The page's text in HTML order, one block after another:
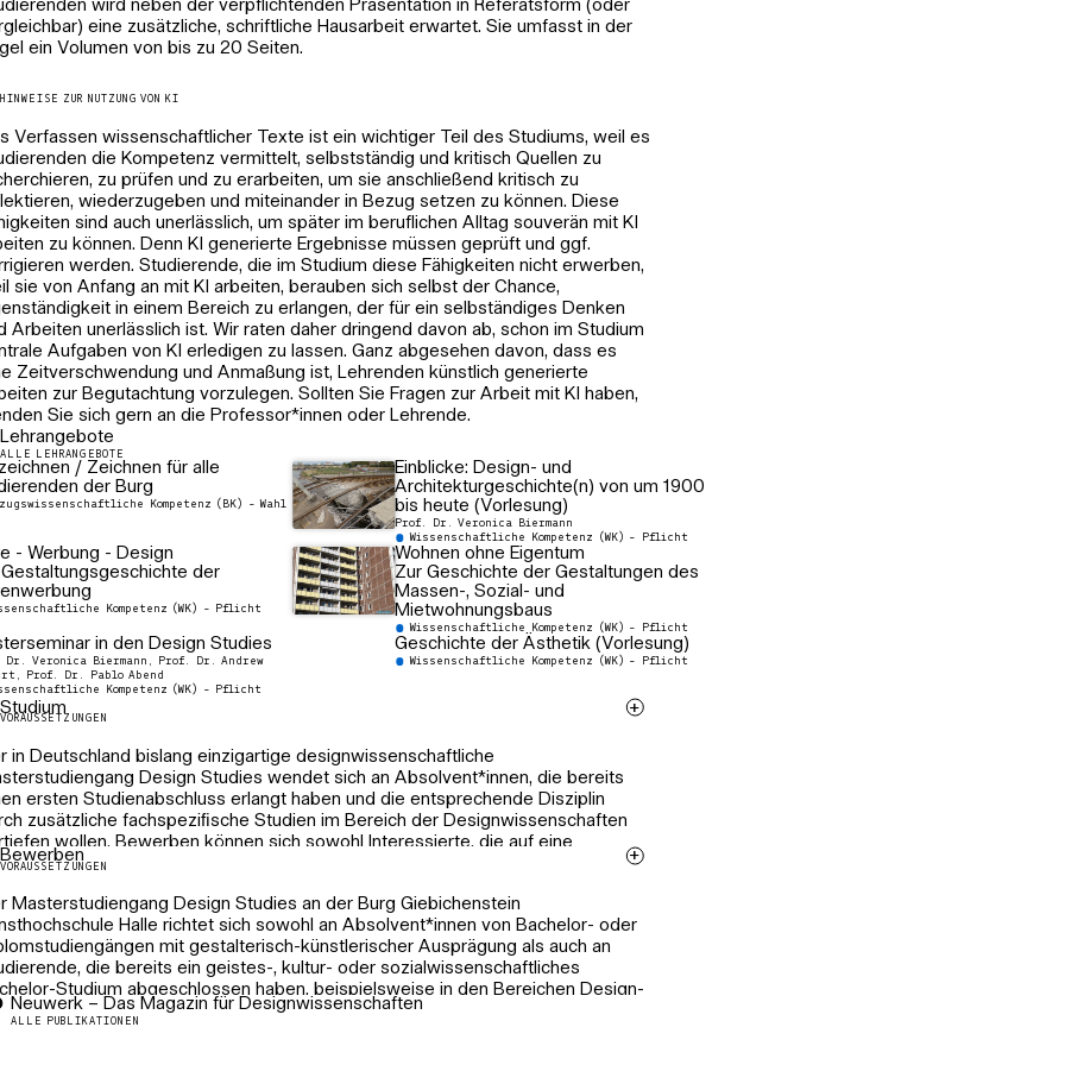
wird neben der verpflichtenden Präsentation in Referatsform (oder
eine zusätzliche, schriftliche Hausarbeit erwartet. Sie umfasst in der
ein Volumen von bis zu 20 Seiten.
HINWEISE ZUR NUTZUNG VON KI
Verfassen wissenschaftlicher Texte ist ein wichtiger Teil des Studiums, weil es
die Kompetenz vermittelt, selbstständig und kritisch Quellen zu
zu prüfen und zu erarbeiten, um sie anschließend kritisch zu
wiederzugeben und miteinander in Bezug setzen zu können. Diese
sind auch unerlässlich, um später im beruflichen Alltag souverän mit KI
zu können. Denn KI generierte Ergebnisse müssen geprüft und ggf.
werden. Studierende, die im Studium diese Fähigkeiten nicht erwerben,
sie von Anfang an mit KI arbeiten, berauben sich selbst der Chance,
in einem Bereich zu erlangen, der für ein selbständiges Denken
Arbeiten unerlässlich ist. Wir raten daher dringend davon ab, schon im Studium
Aufgaben von KI erledigen zu lassen. Ganz abgesehen davon, dass es
Zeitverschwendung und Anmaßung ist, Lehrenden künstlich generierte
zur Begutachtung vorzulegen. Sollten Sie Fragen zur Arbeit mit KI haben,
Sie sich gern an die Professor*innen oder Lehrende.
Lehrangebote
ALLE LEHRANGEBOTE
/ Zeichnen für alle
der Burg
Kompetenz (BK) - Wahl
Einblicke: Design- und
Architekturgeschichte(n) von um 1900
bis heute (Vorlesung)
Prof. Dr. Veronica Biermann
Wissenschaftliche Kompetenz (WK) - Pflicht
- Werbung - Design
der
Kompetenz (WK) - Pflicht
Wohnen ohne Eigentum
Zur Geschichte der Gestaltungen des
Massen-, Sozial- und
Mietwohnungsbaus
Wissenschaftliche Kompetenz (WK) - Pflicht
in den Design Studies
Dr. Veronica Biermann, Prof. Dr. Andrew
Prof. Dr. Pablo Abend
Kompetenz (WK) - Pflicht
Geschichte der Ästhetik (Vorlesung)
Wissenschaftliche Kompetenz (WK) - Pflicht
Studium
VORAUSSETZUNGEN
in Deutschland bislang einzigartige designwissenschaftliche
Design Studies wendet sich an Absolvent*innen, die bereits
ersten Studienabschluss erlangt haben und die entsprechende Disziplin
zusätzliche fachspeziﬁsche Studien im Bereich der Designwissenschaften
wollen. Bewerben können sich sowohl Interessierte, die auf eine
wissenschaftliche Qualiﬁkation verweisen können, als auch solche, die
designwissenschaftliche Studium soll dazu befähigen, die weite Spanne der
dem Sammelbegriff des Design gefassten Bereiche mit wissenschaftlichen
zu analysieren, zu deuten und in ihren jeweiligen Kontext einzubetten.
Bewerben
VORAUSSETZUNGEN
Masterstudiengang Design Studies an der Burg Giebichenstein
Halle richtet sich sowohl an Absolvent*innen von Bachelor- oder
mit gestalterisch-künstlerischer Ausprägung als auch an
die bereits ein geistes-, kultur- oder sozialwissenschaftliches
Studium abgeschlossen haben, beispielsweise in den Bereichen Design-
Architekturgeschichte, Kultur- und Medienwissenschaft oder Anthropologie. Für
Neuwerk – Das Magazin für Designwissenschaften
ALLE PUBLIKATIONEN